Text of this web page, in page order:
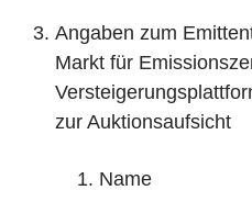
Angaben zum
Markt für
zur Auktionsaufsicht
Name